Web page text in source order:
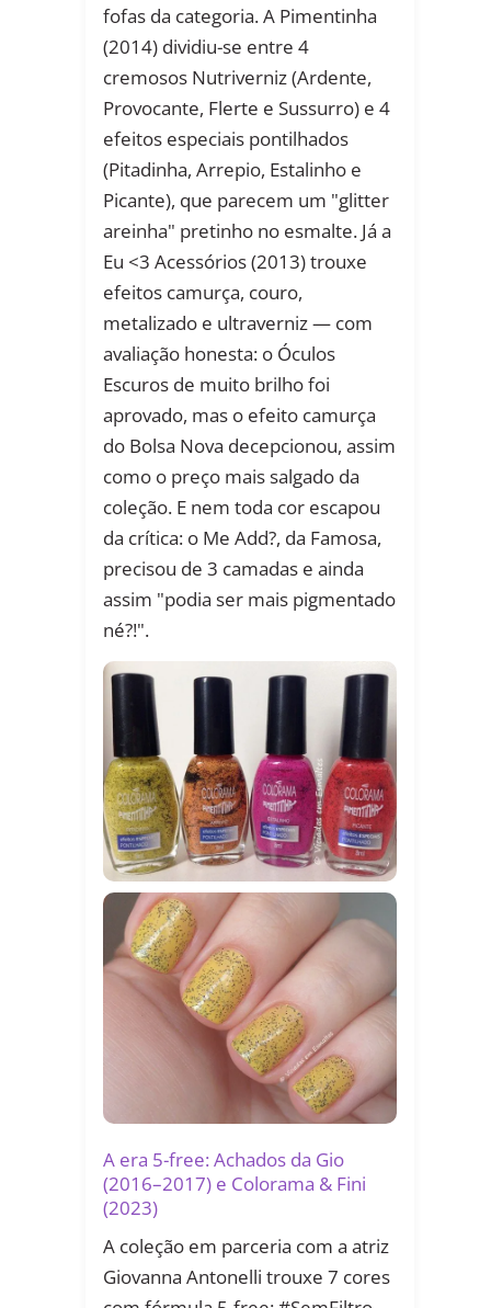
fofas da categoria. A Pimentinha
(2014) dividiu-se entre 4
cremosos Nutriverniz (Ardente,
Provocante, Flerte e Sussurro) e 4
efeitos especiais pontilhados
(Pitadinha, Arrepio, Estalinho e
Picante), que parecem um "glitter
areinha" pretinho no esmalte. Já a
Eu <3 Acessórios (2013) trouxe
efeitos camurça, couro,
metalizado e ultraverniz — com
avaliação honesta: o Óculos
Escuros de muito brilho foi
aprovado, mas o efeito camurça
do Bolsa Nova decepcionou, assim
como o preço mais salgado da
coleção. E nem toda cor escapou
da crítica: o Me Add?, da Famosa,
precisou de 3 camadas e ainda
assim "podia ser mais pigmentado
né?!".
A era 5-free: Achados da Gio
(2016–2017) e Colorama & Fini
(2023)
A coleção em parceria com a atriz
Giovanna Antonelli trouxe 7 cores